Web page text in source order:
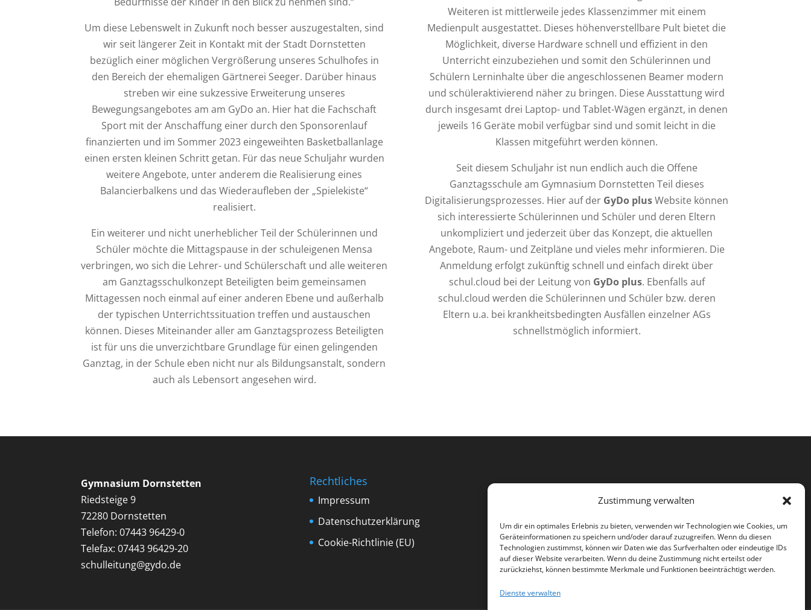
Zustimmung verwalten
Um dir ein optimales Erlebnis zu bieten, verwenden wir Technologien wie Cookies, um
Geräteinformationen zu speichern und/oder darauf zuzugreifen. Wenn du diesen
Technologien zustimmst, können wir Daten wie das Surfverhalten oder eindeutige IDs
auf dieser Website verarbeiten. Wenn du deine Zustimmung nicht erteilst oder
zurückziehst, können bestimmte Merkmale und Funktionen beeinträchtigt werden.
Dienste verwalten
Um diese Lebenswelt in Zukunft noch besser auszugestalten, sind
wir seit längerer Zeit in Kontakt mit der Stadt Dornstetten
bezüglich einer möglichen Vergrößerung unseres Schulhofes in
den Bereich der ehemaligen Gärtnerei Seeger. Darüber hinaus
streben wir eine sukzessive Erweiterung unseres
Bewegungsangebotes am am GyDo an. Hier hat die Fachschaft
Sport mit der Anschaffung einer durch den Sponsorenlauf
finanzierten und im Sommer 2023 eingeweihten Basketballanlage
einen ersten kleinen Schritt getan. Für das neue Schuljahr wurden
weitere Angebote, unter anderem die Realisierung eines
Balancierbalkens und das Wiederaufleben der „Spielekiste“
realisiert.
Ein weiterer und nicht unerheblicher Teil der Schülerinnen und
Schüler möchte die Mittagspause in der schuleigenen Mensa
verbringen, wo sich die Lehrer- und Schülerschaft und alle weiteren
am Ganztagsschulkonzept Beteiligten beim gemeinsamen
Mittagessen noch einmal auf einer anderen Ebene und außerhalb
der typischen Unterrichtssituation treffen und austauschen
können. Dieses Miteinander aller am Ganztagsprozess Beteiligten
ist für uns die unverzichtbare Grundlage für einen gelingenden
Ganztag, in der Schule eben nicht nur als Bildungsanstalt, sondern
auch als Lebensort angesehen wird.
Weiteren ist mittlerweile jedes Klassenzimmer mit einem
Medienpult ausgestattet. Dieses höhenverstellbare Pult bietet die
Möglichkeit, diverse Hardware schnell und effizient in den
Unterricht einzubeziehen und somit den Schülerinnen und
Schülern Lerninhalte über die angeschlossenen Beamer modern
und schüleraktivierend näher zu bringen. Diese Ausstattung wird
durch insgesamt drei Laptop- und Tablet-Wägen ergänzt, in denen
jeweils 16 Geräte mobil verfügbar sind und somit leicht in die
Klassen mitgeführt werden können.
Seit diesem Schuljahr ist nun endlich auch die Offene
Ganztagsschule am Gymnasium Dornstetten Teil dieses
Digitalisierungsprozesses. Hier auf der GyDo plusWebsite können
sich interessierte Schülerinnen und Schüler und deren Eltern
unkompliziert und jederzeit über das Konzept, die aktuellen
Angebote, Raum- und Zeitpläne und vieles mehr informieren. Die
Anmeldung erfolgt zukünftig schnell und einfach direkt über
schul.cloud bei der Leitung von GyDo plus. Ebenfalls auf
schul.cloud werden die Schülerinnen und Schüler bzw. deren
Eltern u.a. bei krankheitsbedingten Ausfällen einzelner AGs
schnellstmöglich informiert.
Gymnasium Dornstetten
Riedsteige 9
72280 Dornstetten
Telefon: 07443 96429-0
Telefax: 07443 96429-20
schulleitung@gydo.de
Rechtliches
Impressum
Datenschutzerklärung
Cookie-Richtlinie (EU)